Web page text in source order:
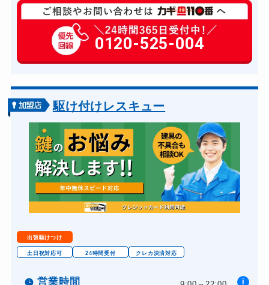
玄関カギ修理 6,600円～(税込)
玄関カギ作成 14,300円～(税込)
玄関カギ交換 14,300円～(税込)
バイクカギ開け
バイクカギ作成 16,500円～(税込)
スーツケースカギ開け 8,800円～(税込)
スーツケースカギ作成 8,800円～(税込)
金庫カギ開け 14,300円～(税込)
金庫カギ修理 11,000円～(税込)
ロッカーカギ開け
0120-525-004
駆け付けレスキュー
出張駆けつけ
土日祝対応可 24時間受付 クレカ決済対応
営業時間 i